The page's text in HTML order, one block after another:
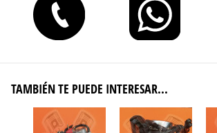
TAMBIÉN TE PUEDE INTERESAR...